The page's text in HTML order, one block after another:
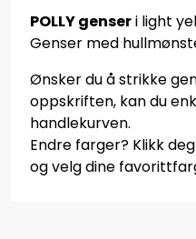
POLLY genseri light
Genser med
Ønsker du å strikke
oppskriften, kan du
handlekurven.
Endre farger? Klikk
og velg dine